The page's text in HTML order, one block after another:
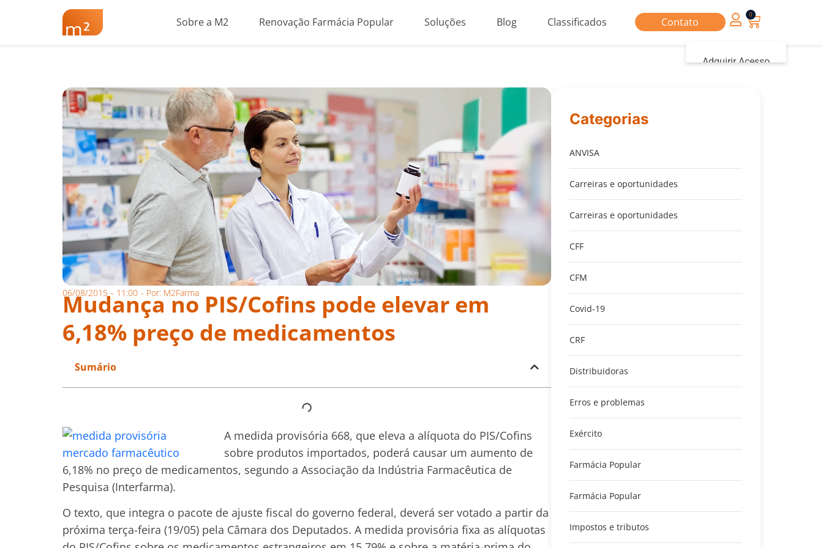
Sobre a M2 Renovação Farmácia Popular Soluções Blog Classificados Contato
Adquirir Acesso
0
06/08/2015 - 11:00 - Por: M2Farma
Mudança no PIS/Cofins pode elevar em
6,18% preço de medicamentos
Sumário
A medida provisória 668, que eleva a alíquota do PIS/Cofins
sobre produtos importados, poderá causar um aumento de
6,18% no preço de medicamentos, segundo a Associação da Indústria Farmacêutica de
Pesquisa (Interfarma).
O texto, que integra o pacote de ajuste fiscal do governo federal, deverá ser votado a partir da
próxima terça-feira (19/05) pela Câmara dos Deputados. A medida provisória fixa as alíquotas
Categorias
ANVISA
Carreiras e oportunidades
Carreiras e oportunidades
CFF
CFM
Covid-19
CRF
Distribuidoras
Erros e problemas
Exército
Farmácia Popular
Farmácia Popular
Impostos e tributos